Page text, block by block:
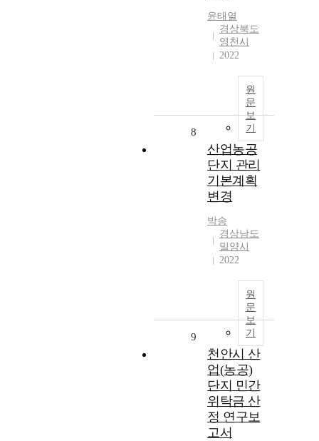
윤태열
경상북도
영천시
2022
원
문
보
기
8
산업농공
단지 관리
기본계획
변경
박송
경상남도
밀양시
2022
원
문
보
기
9
천안시 산
업(농공)
단지 민간
위탁금 산
정 연구보
고서